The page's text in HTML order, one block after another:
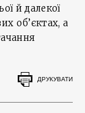
й далекої
об’єктах, а
ДРУКУВАТИ